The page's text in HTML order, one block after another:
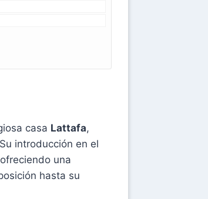
casa Lattafa,
introducción en el
una
hasta su